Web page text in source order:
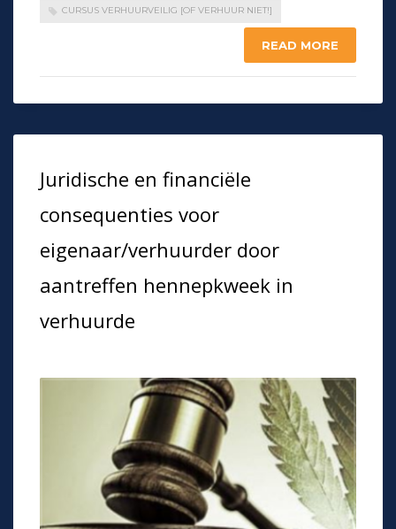
CURSUS VERHUURVEILIG [OF VERHUUR NIET!]
READ MORE
Juridische en financiële
consequenties voor
eigenaar/verhuurder door
aantreffen hennepkweek in
verhuurde